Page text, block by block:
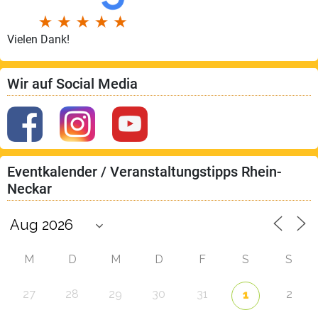
Vielen Dank!
Wir auf Social Media
Eventkalender / Veranstaltungstipps Rhein-
Neckar
M D M D F S S
27 28 29 30 31 1 2